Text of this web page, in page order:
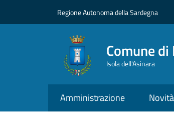
Regione Autonoma della Sardegna
Comune
Isola dell'Asinara
Amministrazione Novità